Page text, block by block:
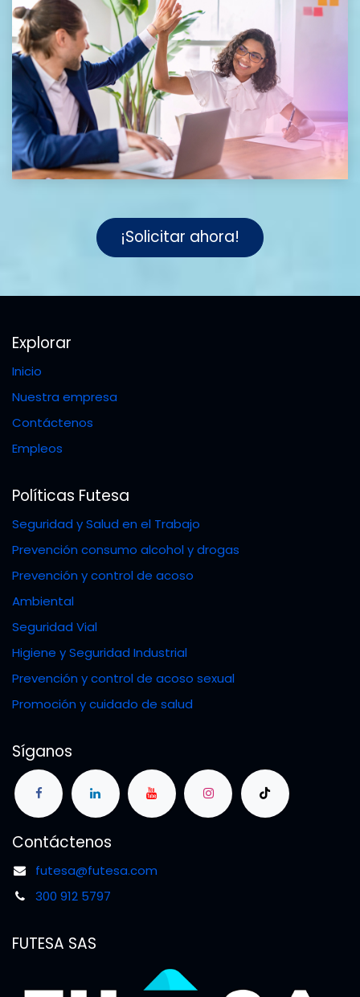
¡Solicitar ahora!
Explorar
Inicio
Nuestra empresa
Contáctenos
Empleos
Políticas Futesa
Seguridad y Salud en el Trabajo
Prevención consumo alcohol y drogas
Prevención y control de acoso
Ambiental
Seguridad Vial
Higiene y Seguridad Industrial
Prevención y control de acoso sexual
Promoción y cuidado de salud
Síganos
Contáctenos
futesa@futesa.com
300 912 5797
FUTESA SAS